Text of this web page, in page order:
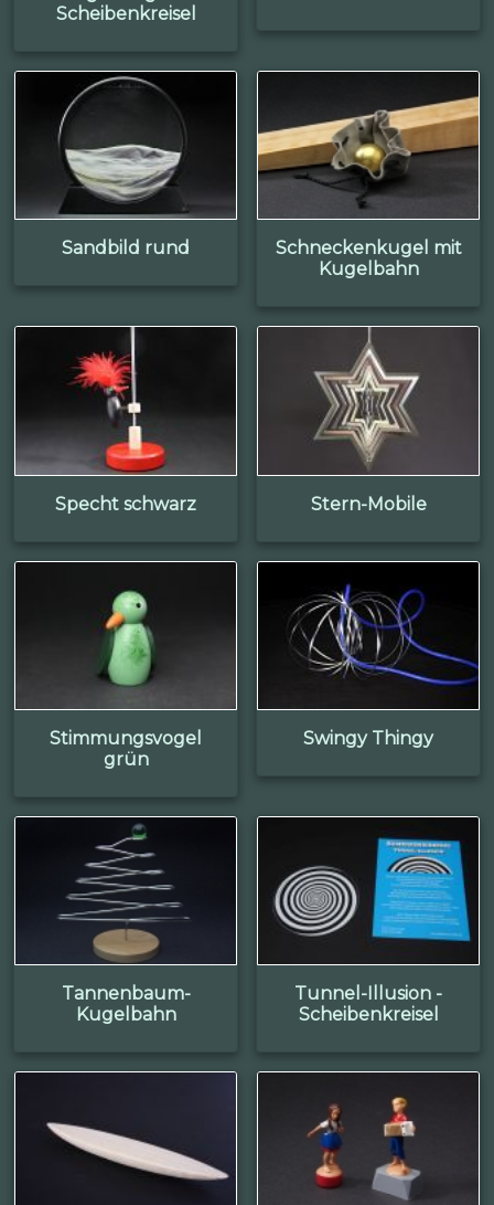
Scheibenkreisel
Sandbild rund
Schneckenkugel mit
Kugelbahn
Specht schwarz Stern-Mobile
Stimmungsvogel
grün
Swingy Thingy
Tannenbaum-
Kugelbahn
Tunnel-Illusion -
Scheibenkreisel